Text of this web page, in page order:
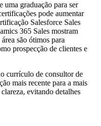
uma graduação para ser
pode aumentar
Salesforce Sales
365 Sales mostram
são ótimos para
prospecção de clientes e
currículo de consultor de
mais recente para a mais
evitando detalhes